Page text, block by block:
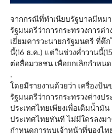
จากกรณีที่ทำเนียบรัฐบาลมีหม
รัฐมนตรีว่าการกระทรวงการต่า
เยี่ยมคารวะนายกรัฐมนตรี ที่ตึ
นี้(16 ธ.ค.) แต่ในช่วงค่ำวานนี้
ต่อสื่อมวลชน เพื่อยกเลิกกำหน
.
โดยมีรายงานด้วยว่า เครื่องบิ
รัฐมนตรีว่าการกระทรวงต่างป
ประเทศไทยเพียงเพื่อเติมน้ำมั
ประเทศไทยทันที ไม่มีใครลงม
กำหนดการพบเจ้าหน้าที่ของไท